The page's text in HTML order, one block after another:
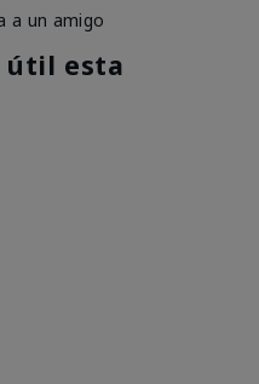
a un amigo
útil esta